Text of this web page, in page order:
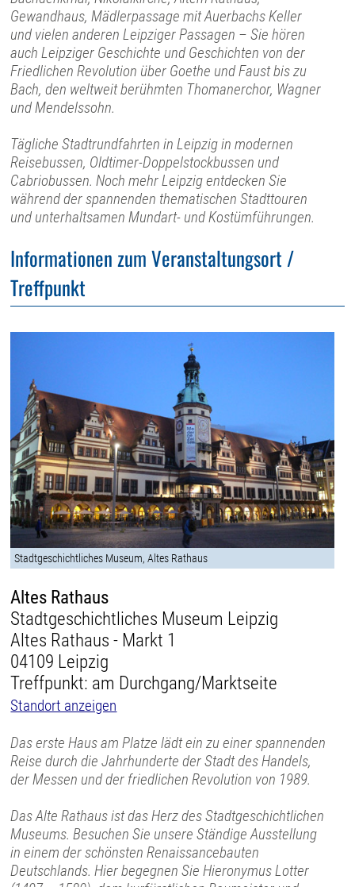
Gewandhaus, Mädlerpassage mit Auerbachs Keller
und vielen anderen Leipziger Passagen – Sie hören
auch Leipziger Geschichte und Geschichten von der
Friedlichen Revolution über Goethe und Faust bis zu
Bach, den weltweit berühmten Thomanerchor, Wagner
und Mendelssohn.
Tägliche Stadtrundfahrten in Leipzig in modernen
Reisebussen, Oldtimer-Doppelstockbussen und
Cabriobussen. Noch mehr Leipzig entdecken Sie
während der spannenden thematischen Stadttouren
und unterhaltsamen Mundart- und Kostümführungen.
Informationen zum Veranstaltungsort /
Treffpunkt
Stadtgeschichtliches Museum, Altes Rathaus
Altes Rathaus
Stadtgeschichtliches Museum Leipzig
Altes Rathaus - Markt 1
04109 Leipzig
Treffpunkt: am Durchgang/Marktseite
Standort anzeigen
Das erste Haus am Platze lädt ein zu einer spannenden
Reise durch die Jahrhunderte der Stadt des Handels,
der Messen und der friedlichen Revolution von 1989.
Das Alte Rathaus ist das Herz des Stadtgeschichtlichen
Museums. Besuchen Sie unsere Ständige Ausstellung
in einem der schönsten Renaissancebauten
Deutschlands. Hier begegnen Sie Hieronymus Lotter